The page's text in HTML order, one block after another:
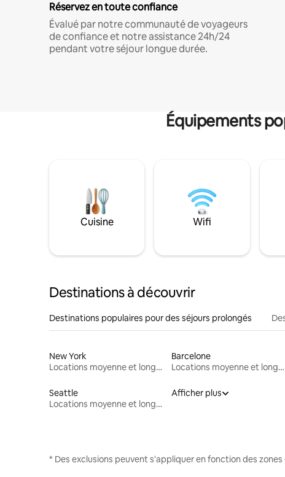
Réservez en toute confiance
Évalué par notre communauté de voyageurs
de confiance et notre assistance 24h/24
pendant votre séjour longue durée.
Équipements
Cuisine Wifi
Destinations à découvrir
Destinations populaires pour des séjours prolongés
New York
Locations moyenne et longue durée
Barcelone
Locations moyenne et longue durée
Seattle
Locations moyenne et longue durée
Afficher plus
* Des exclusions peuvent s'appliquer en fonction des